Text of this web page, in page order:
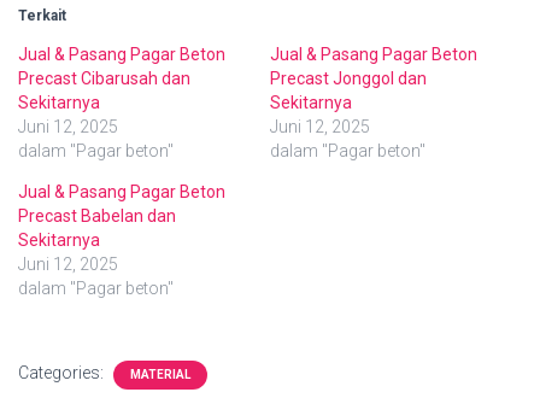
Terkait
Jual & Pasang Pagar Beton
Precast Cibarusah dan
Sekitarnya
Juni 12, 2025
dalam "Pagar beton"
Jual & Pasang Pagar Beton
Precast Jonggol dan
Sekitarnya
Juni 12, 2025
dalam "Pagar beton"
Jual & Pasang Pagar Beton
Precast Babelan dan
Sekitarnya
Juni 12, 2025
dalam "Pagar beton"
Categories: MATERIAL